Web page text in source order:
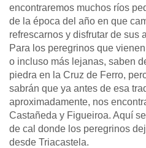
encontraremos muchos ríos
de la época del año en que
refrescarnos y disfrutar de sus
Para los peregrinos que
o incluso más lejanas, saben
piedra en la Cruz de Ferro,
sabrán que ya antes de esa
aproximadamente, nos
Castañeda y Figueiroa. Aquí
de cal donde los peregrinos
desde Triacastela.